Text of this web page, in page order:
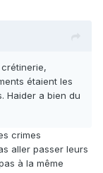
étaient les
Haider a bien du
crimes
aller passer leurs
à la même